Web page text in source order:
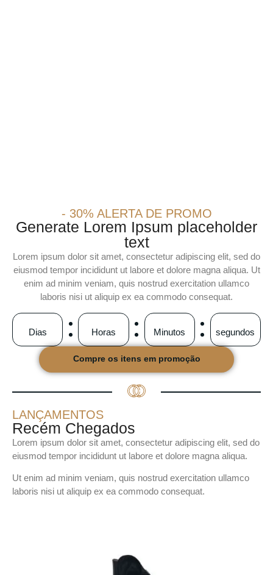
- 30% ALERTA DE PROMO
Generate Lorem Ipsum placeholder
text
Lorem ipsum dolor sit amet, consectetur adipiscing elit, sed do
eiusmod tempor incididunt ut labore et dolore magna aliqua. Ut
enim ad minim veniam, quis nostrud exercitation ullamco
laboris nisi ut aliquip ex ea commodo consequat.
Dias Horas Minutos segundos
Compre os itens em promoção
LANÇAMENTOS
Recém Chegados
Lorem ipsum dolor sit amet, consectetur adipiscing elit, sed do
eiusmod tempor incididunt ut labore et dolore magna aliqua.
Ut enim ad minim veniam, quis nostrud exercitation ullamco
laboris nisi ut aliquip ex ea commodo consequat.